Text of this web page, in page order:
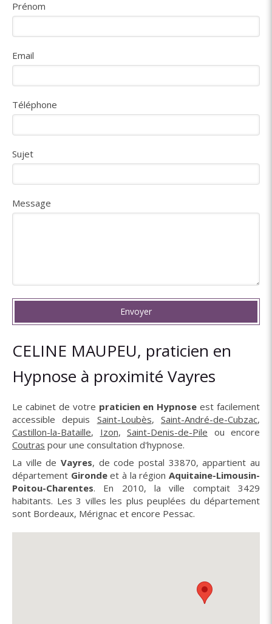
Prénom
Email
Téléphone
Sujet
Message
Envoyer
CELINE MAUPEU, praticien en
Hypnose à proximité Vayres
Le cabinet de votre praticien en Hypnose est facilement
accessible depuis Saint-Loubès,Saint-André-de-Cubzac,
Castillon-la-Bataille, Izon, Saint-Denis-de-Pile ou encore
Coutras pour une consultation d'hypnose.
La ville de Vayres, de code postal 33870, appartient au
département Girondeet à la régionAquitaine-Limousin-
Poitou-Charentes. En 2010, la ville comptait 3429
habitants. Les 3 villes les plus peuplées du département
sont Bordeaux, Mérignac et encore Pessac.